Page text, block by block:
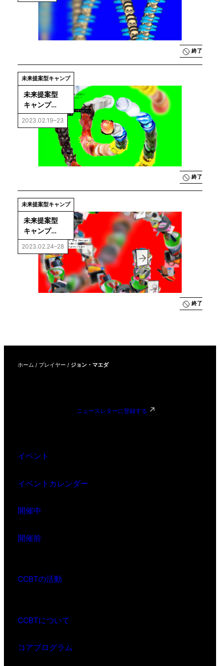
に向けて」
終了
未来提案型キャンプ
未来提案型
キャンプ
「Future
Ideations
Camp vol.1:
2023.02.19–23
終了
未来提案型キャンプ
未来提案型
キャンプ
「Future
Ideations
Camp vol.1:
Import *」成
2023.02.24–28
終了
ホーム / プレイヤー / ジョン・マエダ
ニュースレターに登録する
イベント
イベントカレンダー
開催中
開催前
CCBTの活動
CCBTについて
コアプログラム